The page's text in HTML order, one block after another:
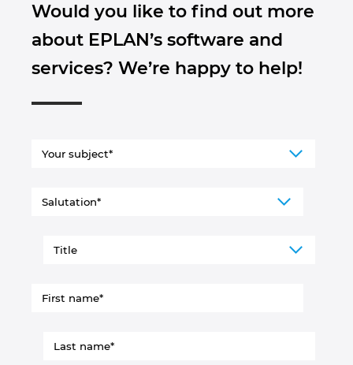
Would you like to find out more
about EPLAN’s software and
services? We’re happy to help!